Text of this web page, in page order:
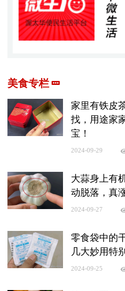
美食专栏
家里有铁皮
找，用途家
宝！
2024-09-29
大蒜身上有
动脱落，真
2024-09-27
零食袋中的
几大妙用特
2024-09-25